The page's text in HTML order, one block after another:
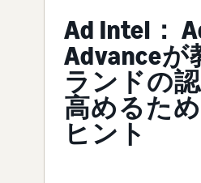
Ad Intel：
Advance
ランドの
高めるた
ヒント